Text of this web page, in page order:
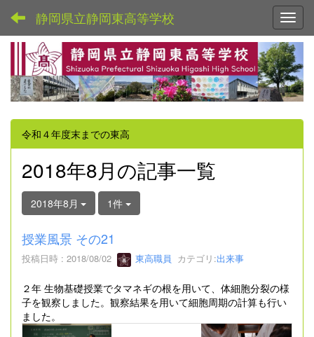
静岡県立静岡東高等学校
令和４年度末までの東高
2018年8月の記事一覧
2018年8月 1件
授業風景 その21
投稿日時 : 2018/08/02 東高職員 カテゴリ:出来事
２年 生物基礎授業でタマネギの根を用いて、体細胞分裂の様
子を観察しました。観察結果を用いて細胞周期の計算も行い
ました。